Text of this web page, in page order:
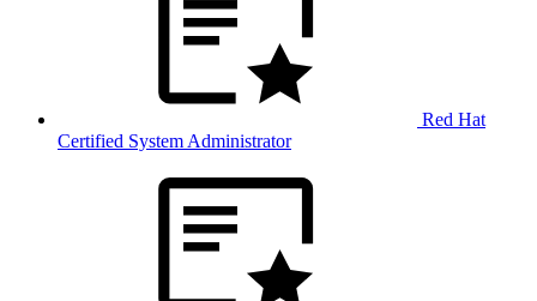
Red Hat
Certified System Administrator